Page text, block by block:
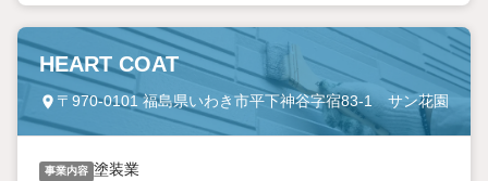
HEART COAT
〒970-0101 福島県いわき市平下神谷字宿83-1 サン花園
事業内容 塗装業